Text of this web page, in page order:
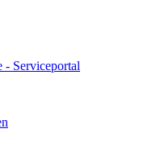
- Serviceportal